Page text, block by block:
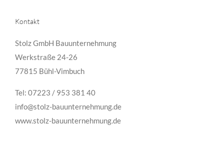
Kontakt
Stolz GmbH Bauunternehmung
Werkstraße 24-26
77815 Bühl-Vimbuch
Tel: 07223 / 953 381 40
info@stolz-bauunternehmung.de
www.stolz-bauunternehmung.de